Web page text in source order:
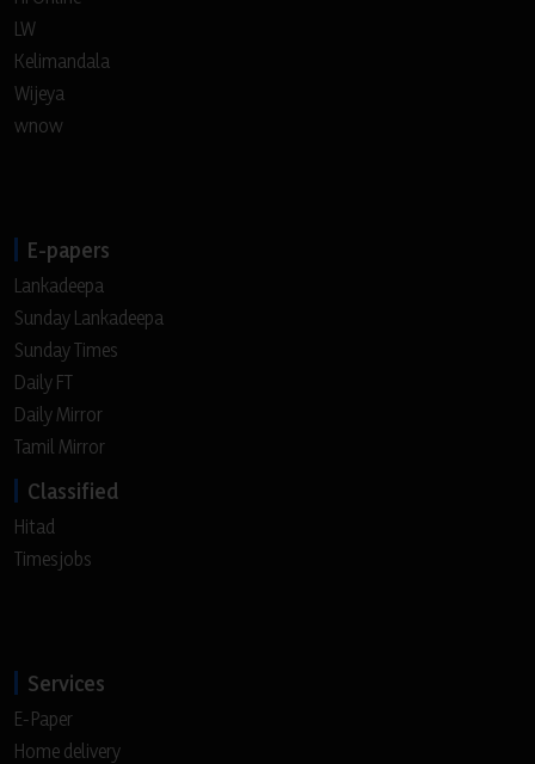
LW
Kelimandala
Wijeya
wnow
E-papers
Lankadeepa
Sunday Lankadeepa
Sunday Times
Daily FT
Daily Mirror
Tamil Mirror
Classified
Hitad
Timesjobs
Services
E-Paper
Home delivery